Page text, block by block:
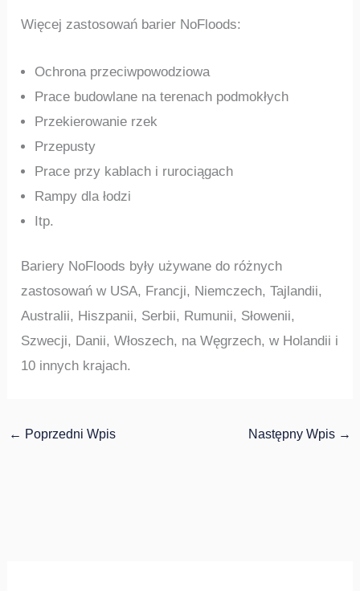
Więcej zastosowań barier NoFloods:
Ochrona przeciwpowodziowa
Prace budowlane na terenach podmokłych
Przekierowanie rzek
Przepusty
Prace przy kablach i rurociągach
Rampy dla łodzi
Itp.
Bariery NoFloods były używane do różnych
zastosowań w USA, Francji, Niemczech, Tajlandii,
Australii, Hiszpanii, Serbii, Rumunii, Słowenii,
Szwecji, Danii, Włoszech, na Węgrzech, w Holandii i
10 innych krajach.
← Poprzedni Wpis Następny Wpis →